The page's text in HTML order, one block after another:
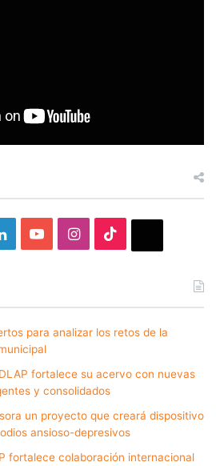
LinkedInYouTubeInstagram
para analizar los retos de la
fortalece su acervo con nuevas
y consolidados
un proyecto que creará dispositivo
ansioso-depresivos
fortalece colaboración internacional